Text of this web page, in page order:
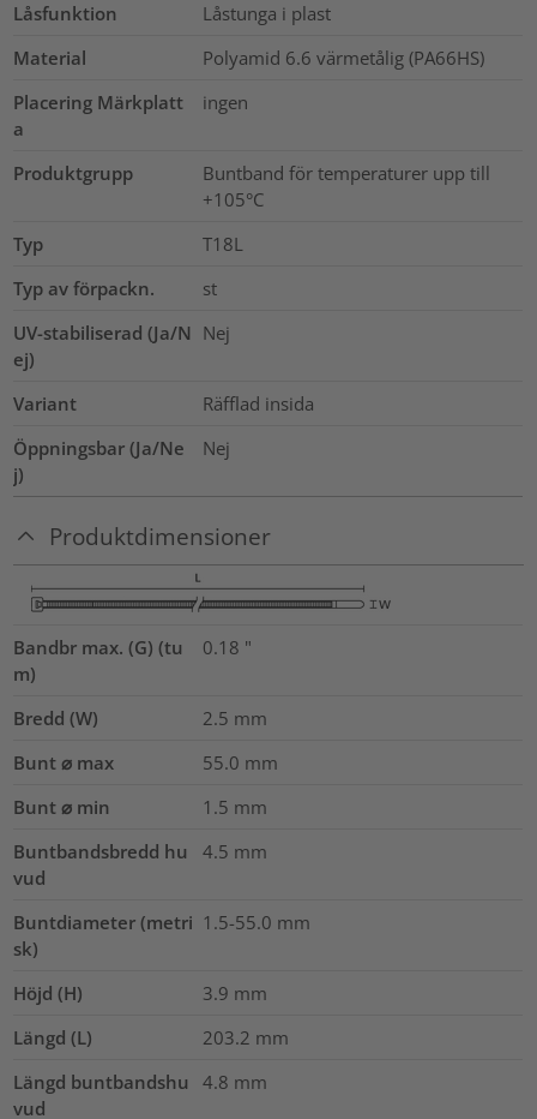
Låsfunktion
Låstunga i plast
Material
Polyamid 6.6 värmetålig (PA66HS)
Placering Märkplatt
a
ingen
Produktgrupp
Buntband för temperaturer upp till
+105°C
Typ
T18L
Typ av förpackn.
st
UV-stabiliserad (Ja/N
ej)
Nej
Variant
Räfflad insida
Öppningsbar (Ja/Ne
j)
Nej
Produktdimensioner
Bandbr max. (G) (tu
m)
0.18 "
Bredd (W) 2.5 mm
Bunt ⌀ max
55.0 mm
Bunt ⌀ min
1.5 mm
Buntbandsbredd hu
vud
4.5 mm
Buntdiameter (metri
sk)
1.5-55.0 mm
Höjd (H) 3.9 mm
Längd (L)
203.2 mm
Längd buntbandshu
vud
4.8 mm